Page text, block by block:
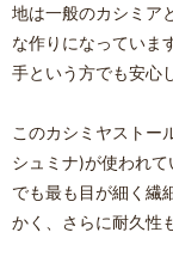
地は一般のカシミア
な作りになっていま
手という方でも安心
このカシミヤストー
シュミナ)が使われ
でも最も目が細く繊
かく、さらに耐久性